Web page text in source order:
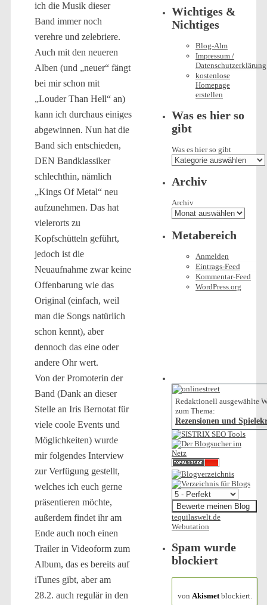
ich die Musik dieser
Band immer noch
verehre und zelebriere.
Auch mit den neueren
Alben (und „neuer“ fängt
bei mir schon mit
„Louder Than Hell“ an)
kann ich durchaus einiges
abgewinnen. Nun hat die
Band sich entschieden,
DEN Bandklassiker
schlechthin, nämlich
„Kings Of Metal“ neu
aufzunehmen. Das hat
vielerorts zu
Kopfschütteln geführt,
jedoch ist die
Neuaufnahme zwar keine
Offenbarung wie das
Original (einfach, weil
man die Songs natürlich
schon kennt), aber
dennoch das eine oder
andere Ohr wert.
Von der Promoterin der
Band (Dank an dieser
Stelle an Iris Bernotat für
viele coole Events und
Möglichkeiten) wurde
mir folgendes Interview
zur Verfügung gestellt,
welches ich euch gerne
präsentieren möchte,
außerdem findet ihr am
Ende auch noch einen
Trailer in Videoform zum
Album, das es bereits auf
iTunes gibt, aber am
28.2. auch regulär in den
Wichtiges &
Nichtiges
Blog-Alm
Impressum /
Datenschutzerklärung
kostenlose
Homepage
erstellen
Was es hier so
gibt
Was es hier so gibt
Archiv
Archiv
Metabereich
Anmelden
Eintrags-Feed
Kommentar-Feed
WordPress.org
Redaktionell ausgewählte
zum Thema:
Rezensionen und
tequilaswelt.de
Webutation
Spam wurde
blockiert
von Akismetblockiert.